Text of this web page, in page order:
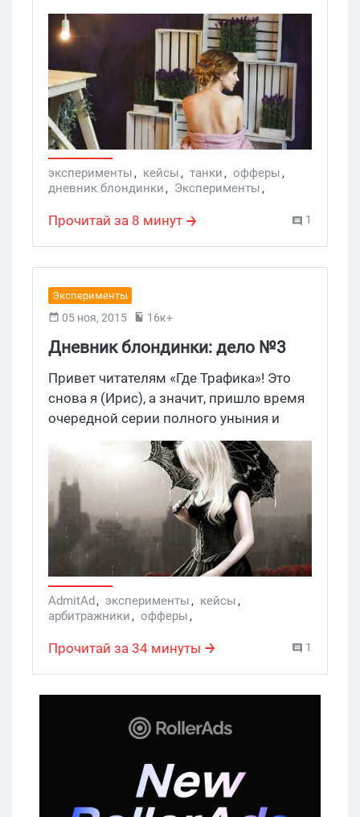
Чуковскому, у меня зазвонил телефон.
Но, в отличие от Чуковского, мои
смартвотчи четко показывают, кто
звонит. Это был человек, который более
известен сообществу, как Коллега N1. Я
его называю Олпедлошнег – это
Арбитражник, только наоборот. Но то,
что он звонит, не к добру, скажу я вам.
эксперименты, кейсы, танки, офферы,
дневник блондинки, Эксперименты,
Дневник блондинки,кейс
Прочитай за 8 минут 1
Эксперименты
05 ноя, 2015 16к+
Дневник блондинки: дело №3
Привет читателям «Где Трафика»! Это
снова я (Ирис), а значит, пришло время
очередной серии полного уныния и
отчаяния реалити-шоу «Арбитраж-2».
Сегодня в выпуске – как я заполонила
интернеты мышками Razer и что из
этого вышло.
AdmitAd, эксперименты, кейсы,
арбитражники, офферы,
Прочитай за 34 минуты 1